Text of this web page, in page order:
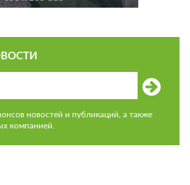
новостей и публикаций, а также
компанией.